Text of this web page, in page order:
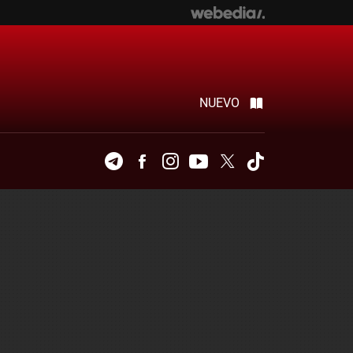
NUEVO
TelegramFacebookInstagramYoutubeTwitter